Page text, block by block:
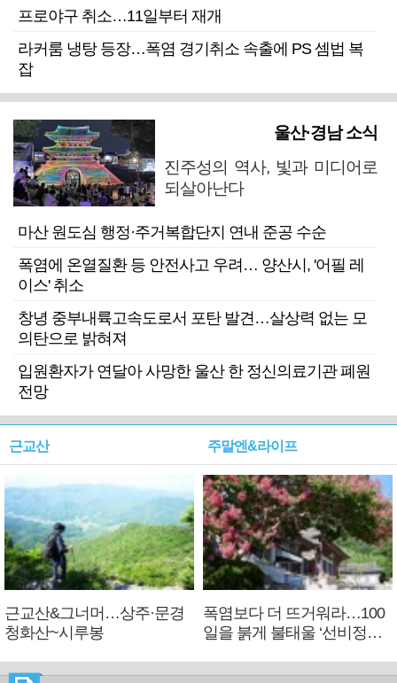
프로야구 취소…11일부터 재개
라커룸 냉탕 등장…폭염 경기취소 속출에 PS 셈법 복
잡
울산·경남 소식
진주성의 역사, 빛과 미디어로
되살아난다
마산 원도심 행정·주거복합단지 연내 준공 수순
폭염에 온열질환 등 안전사고 우려… 양산시, '어필 레
이스' 취소
창녕 중부내륙고속도로서 포탄 발견…살상력 없는 모
의탄으로 밝혀져
입원환자가 연달아 사망한 울산 한 정신의료기관 폐원
전망
근교산
근교산&그너머…상주·문경
청화산~시루봉
주말엔&라이프
폭염보다 더 뜨거워라…100
일을 붉게 불태울 ‘선비정신’